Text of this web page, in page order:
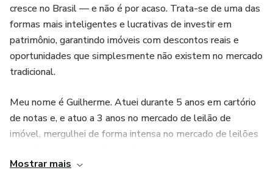
Modelo de contrato de Comodato
Modelo de Contrato de Compra e Venda
Modelo Notificação Extrajudicial
Requerimento para emissão de ITBI
cresce no Brasil — e não é por acaso. Trata-se de uma das
formas mais inteligentes e lucrativas de investir em
patrimônio, garantindo imóveis com descontos reais e
oportunidades que simplesmente não existem no mercado
tradicional.
Meu nome é Guilherme. Atuei durante 5 anos em cartório
de notas e, e atuo a 3 anos no mercado de leilão de
imóvel, mergulhei de forma intensa no mercado de leilões
200 imóveis, adquirindo experiência prática e estratégica
Mostrar mais